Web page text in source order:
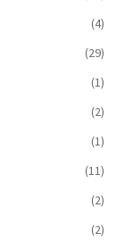
(4)
(29)
(1)
(2)
(1)
(11)
(2)
(2)